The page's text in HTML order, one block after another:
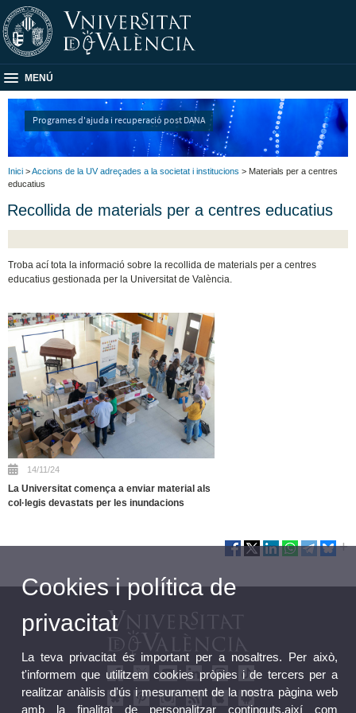
MENÚ
Programes d'ajuda i recuperació post DANA
Inici >Accions de la UV adreçades a la societat i institucions > Materials per a centres
educatius
Recollida de materials per a centres educatius
Troba ací tota la informació sobre la recollida de materials per a centres
educatius gestionada per la Universitat de València.
14/11/24
La Universitat comença a enviar material als
col·legis devastats per les inundacions
Cookies i política de
privacitat
La teva privacitat és important per a nosaltres. Per això,
t'informem que utilitzem cookies pròpies i de tercers per a
realitzar anàlisis d'ús i mesurament de la nostra pàgina web
amb la finalitat de personalitzar continguts,així com